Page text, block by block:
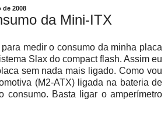
de 2008
da Mini-ITX
medir o consumo da minha placa
Slax do compact flash. Assim eu
sem nada mais ligado. Como vou
(M2-ATX) ligada na bateria de
consumo. Basta ligar o amperímetro